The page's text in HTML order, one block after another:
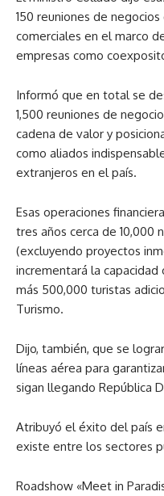
150 reuniones de
comerciales en el marco
empresas como
Informó que en total se
1,500 reuniones de
cadena de valor y
como aliados
extranjeros en el país.
Esas operaciones
tres años cerca de 10,000
(excluyendo proyectos
incrementará la capacidad
más 500,000 turistas
Turismo.
Dijo, también, que se
líneas aérea para
sigan llegando República
Atribuyó el éxito del país
existe entre los sectores
Roadshow «Meet in